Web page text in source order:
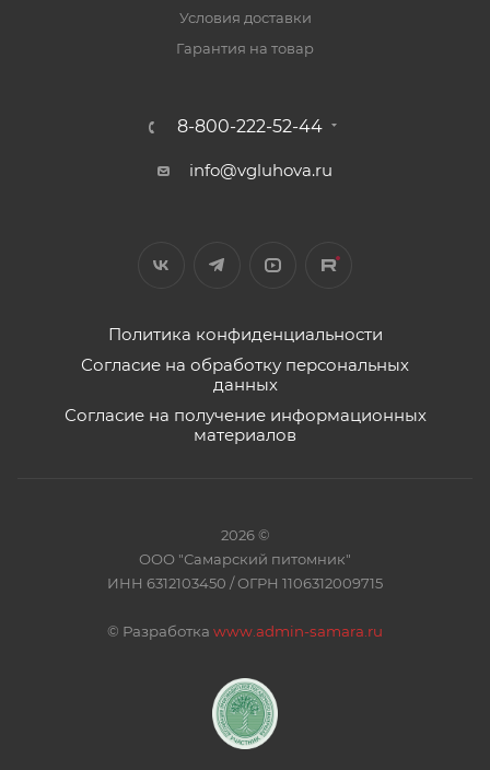
Условия доставки
Гарантия на товар
8-800-222-52-44
info@vgluhova.ru
Политика конфиденциальности
Согласие на обработку персональных
данных
Согласие на получение информационных
материалов
2026 ©
ООО "Самарский питомник"
ИНН 6312103450 / ОГРН 1106312009715
© Разработка www.admin-samara.ru